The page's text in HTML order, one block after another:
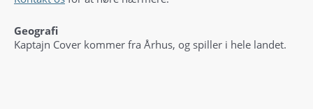
Geografi
Kaptajn Cover kommer fra Århus, og spiller i hele landet.